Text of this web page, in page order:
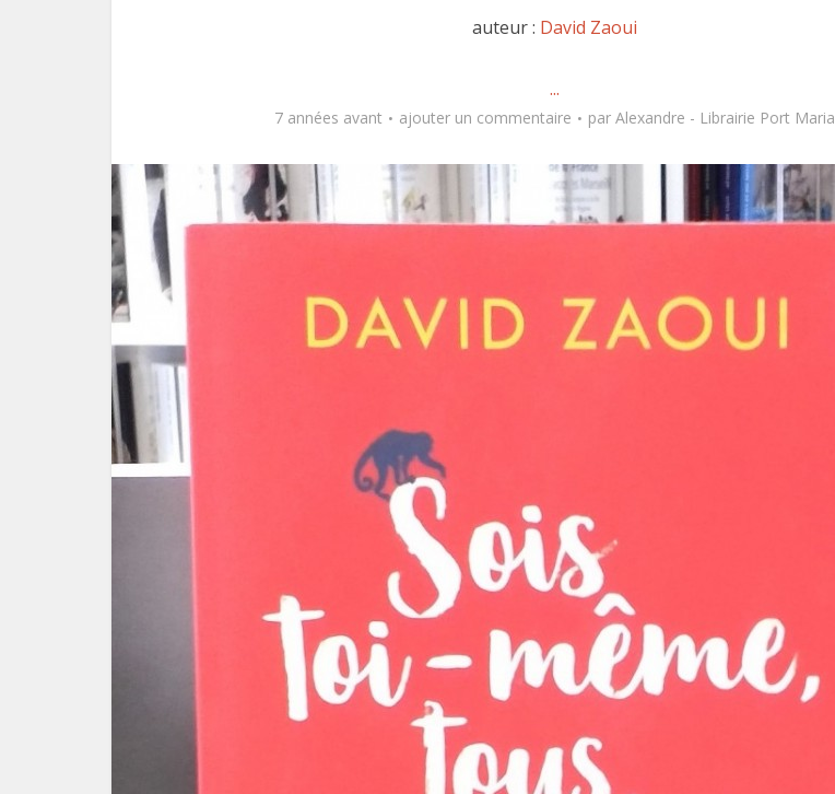
auteur : David Zaoui
...
7 années avant ajouter un commentaire par Alexandre - Librairie Port Maria